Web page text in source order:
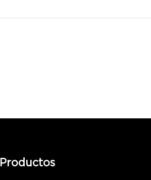
Productos